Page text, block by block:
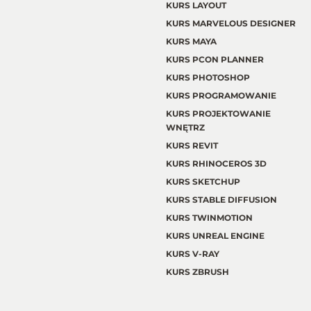
KURS LAYOUT
KURS MARVELOUS DESIGNER
KURS MAYA
KURS PCON PLANNER
KURS PHOTOSHOP
KURS PROGRAMOWANIE
KURS PROJEKTOWANIE
WNĘTRZ
KURS REVIT
KURS RHINOCEROS 3D
KURS SKETCHUP
KURS STABLE DIFFUSION
KURS TWINMOTION
KURS UNREAL ENGINE
KURS V-RAY
KURS ZBRUSH